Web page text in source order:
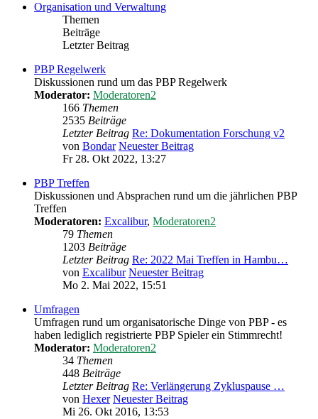
Organisation und Verwaltung
Themen
Beiträge
Letzter Beitrag
PBP Regelwerk
Diskussionen rund um das PBP Regelwerk
Moderator: Moderatoren2
166 Themen
2535 Beiträge
Letzter Beitrag Re: Dokumentation Forschung v2
von Bondar Neuester Beitrag
Fr 28. Okt 2022, 13:27
PBP Treffen
Diskussionen und Absprachen rund um die jährlichen PBP
Treffen
Moderatoren: Excalibur, Moderatoren2
79 Themen
1203 Beiträge
Letzter Beitrag Re: 2022 Mai Treffen in Hambu…
von Excalibur Neuester Beitrag
Mo 2. Mai 2022, 15:51
Umfragen
Umfragen rund um organisatorische Dinge von PBP - es
haben lediglich registrierte PBP Spieler ein Stimmrecht!
Moderator: Moderatoren2
34 Themen
448 Beiträge
Letzter Beitrag Re: Verlängerung Zykluspause …
von Hexer Neuester Beitrag
Mi 26. Okt 2016, 13:53